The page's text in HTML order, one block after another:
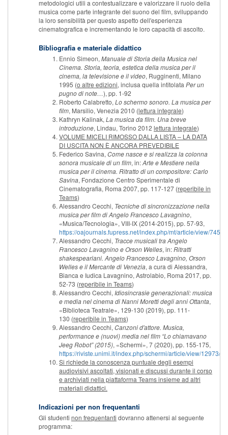
metodologici utili a contestualizzare e valorizzare il ruolo della
musica come parte integrante del suono del film, sviluppando
la loro sensibilità per questo aspetto dell'esperienza
cinematografica e incrementando le loro capacità di ascolto.
Bibliografia e materiale didattico
Ennio Simeon, Manuale di Storia della Musica nel
Cinema. Storia, teoria, estetica della musica per il
cinema, la televisione e il video, Rugginenti, Milano
1995 (o altre edizioni, inclusa quella intitolata Per un
pugno di note…), pp. 1-92
Roberto Calabretto, Lo schermo sonoro. La musica per
film, Marsilio, Venezia 2010 (lettura integrale)
Kathryn Kalinak, La musica da film. Una breve
introduzione, Lindau, Torino 2012 lettura integrale)
VOLUME MICELI RIMOSSO DALLA LISTA – LA DATA
DI USCITA NON È ANCORA PREVEDIBILE
Federico Savina, Come nasce e si realizza la colonna
sonora musicale di un film, in:Arte e Mestiere nella
musica per il cinema. Ritratto di un compositore: Carlo
Savina, Fondazione Centro Sperimentale di
Cinematografia, Roma 2007, pp. 117-127 (reperibile in
Teams)
Alessandro Cecchi, Tecniche di sincronizzazione nella
musica per film di Angelo Francesco Lavagnino,
«Musica/Tecnologia», VIII-IX (2014-2015), pp. 57-93,
https://oajournals.fupress.net/index.php/mt/article/view/7459/
Alessandro Cecchi, Tracce musicali tra Angelo
Francesco Lavagnino e Orson Welles, in:Ritratti
shakespeariani. Angelo Francesco Lavagnino, Orson
Welles e il Mercante di Venezia, a cura di Alessandra,
Bianca e Iudica Lavagnino, Astrolabio, Roma 2017, pp.
52-73 (reperibile in Teams)
Alessandro Cecchi, Idiosincrasie generazionali: musica
e media nel cinema di Nanni Moretti degli anni Ottanta,
«Biblioteca Teatrale», 129-130 (2019), pp. 111-
130 (reperibile in Teams)
Alessandro Cecchi, Canzoni d'attore. Musica,
performance e (nuovi) media nel film “Lo chiamavano
Jeeg Robot” (2015), «Schermi», 7 (2020), pp. 155-175,
https://riviste.unimi.it/index.php/schermi/article/view/12973/
Si richiede la conoscenza puntuale degli esempi
audiovisivi ascoltati, visionati e discussi durante il corso
e archiviati nella piattaforma Teams insieme ad altri
materiali didattici.
Indicazioni per non frequentanti
Gli studenti non frequentanti dovranno attenersi al seguente
programma: